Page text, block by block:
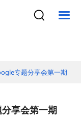
专题分享会第一期
享会第一期